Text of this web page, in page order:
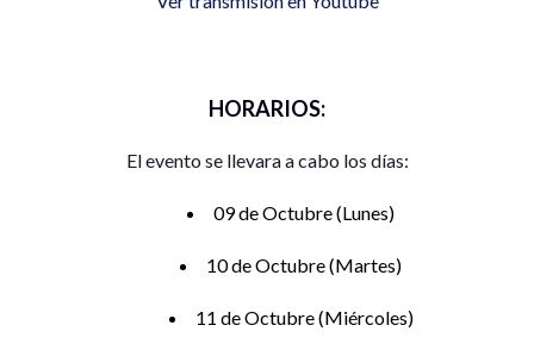
HORARIOS:
El evento se llevara a cabo los días:
09 de Octubre (Lunes)
10 de Octubre (Martes)
11 de Octubre (Miércoles)